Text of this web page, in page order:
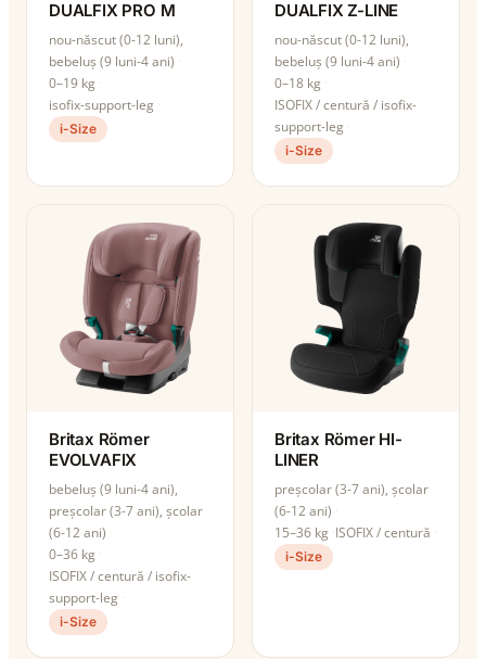
DUALFIX PRO M
nou-născut (0-12 luni),
bebeluș (9 luni-4 ani)
0–19 kg
isofix-support-leg
i-Size
DUALFIX Z-LINE
nou-născut (0-12 luni),
bebeluș (9 luni-4 ani)
0–18 kg
ISOFIX / centură / isofix-
support-leg
i-Size
Britax Römer
EVOLVAFIX
bebeluș (9 luni-4 ani),
preșcolar (3-7 ani), școlar
(6-12 ani)
0–36 kg
ISOFIX / centură / isofix-
support-leg
i-Size
Britax Römer HI-
LINER
preșcolar (3-7 ani), școlar
(6-12 ani)
15–36 kg ISOFIX / centură
i-Size